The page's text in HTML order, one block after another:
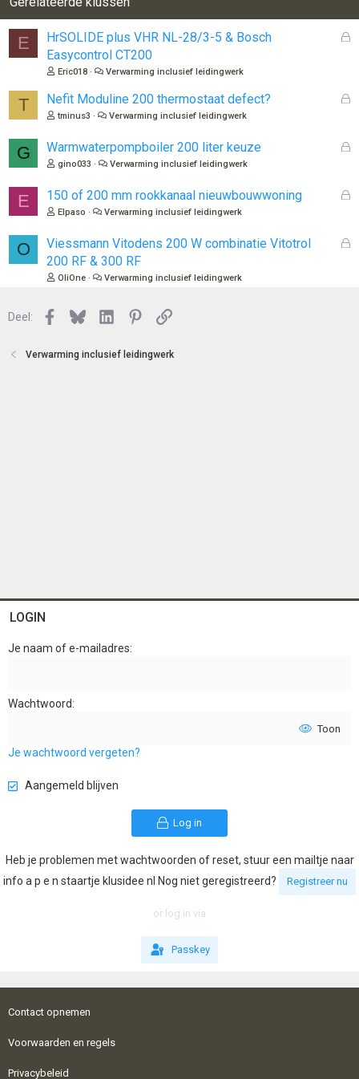
E
G
o
HrSOLIDE plus VHR NL-28/3-5 & Bosch
Easycontrol CT200
Eric018 Verwarming inclusief leidingwerk
T
G
n
Nefit Moduline 200 thermostaat defect?
tminus3 Verwarming inclusief leidingwerk
G
G
n
Warmwaterpompboiler 200 liter keuze
gino033 Verwarming inclusief leidingwerk
E
G
150 of 200 mm rookkanaal nieuwbouwwoning
Elpaso Verwarming inclusief leidingwerk
O
G
Viessmann Vitodens 200 W combinatie Vitotrol
200 RF & 300 RF
OliOne Verwarming inclusief leidingwerk
Deel: Facebook
BlueskyLinkedInPinterest
Link
Verwarming inclusief leidingwerk
LOGIN
Je naam of e-mailadres
Wachtwoord
Toon
Je wachtwoord vergeten?
Aangemeld blijven
Log in
Heb je problemen met wachtwoorden of reset, stuur een mailtje naar
info a p e n staartje klusidee nl Nog niet geregistreerd?
Registreer nu
or log in via
Passkey
Contact opnemen
Voorwaarden en regels
Privacybeleid